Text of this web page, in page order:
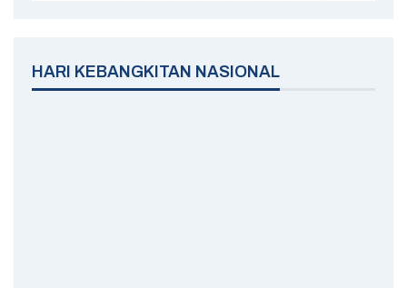
HARI KEBANGKITAN NASIONAL